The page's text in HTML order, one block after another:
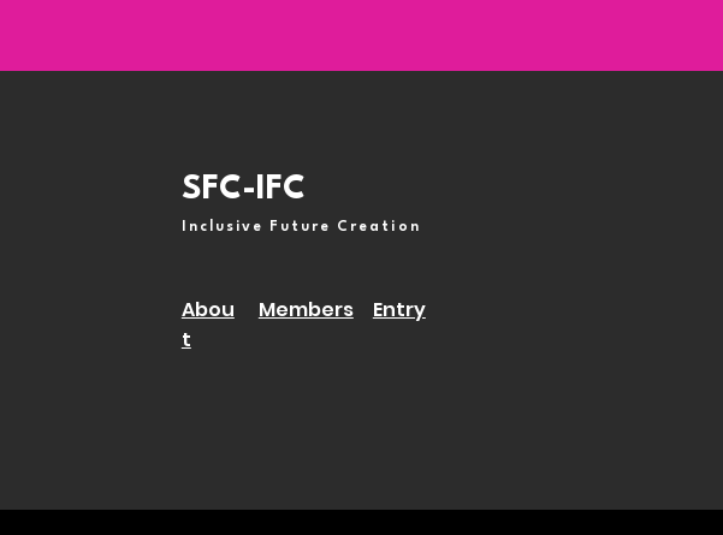
SFC-IFC
Inclusive Future Creation
Abou
t
Members Entry